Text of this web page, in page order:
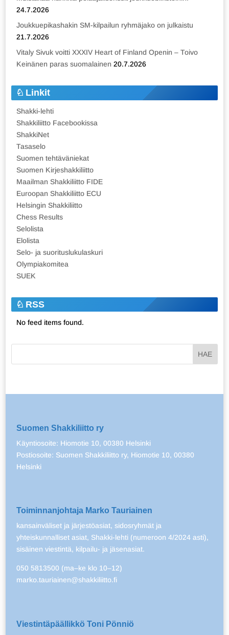
24.7.2026
Joukkuepikashakin SM-kilpailun ryhmäjako on julkaistu
21.7.2026
Vitaly Sivuk voitti XXXIV Heart of Finland Openin – Toivo
Keinänen paras suomalainen 20.7.2026
Linkit
Shakki-lehti
Shakkiliitto Facebookissa
ShakkiNet
Tasaselo
Suomen tehtäväniekat
Suomen Kirjeshakkiliitto
Maailman Shakkiliitto FIDE
Euroopan Shakkiliitto ECU
Helsingin Shakkiliitto
Chess Results
Selolista
Elolista
Selo- ja suorituslukulaskuri
Olympiakomitea
SUEK
RSS
No feed items found.
Suomen Shakkiliitto ry
Käyntiosoite: Hiomotie 10, 00380 Helsinki
Postiosoite: Suomen Shakkiliitto ry, Hiomotie 10, 00380
Helsinki
Toiminnanjohtaja Marko Tauriainen
kansainväliset ja järjestöasiat, sidosryhmät ja
yhteiskunnalliset asiat, Shakki-lehti (numeroon 4/2024 asti),
sisäinen viestintä, kilpailu- ja jäsenasiat.
050 5813500 (ma–ke klo 10–12)
marko.tauriainen@shakkiliitto.fi
Viestintäpäällikkö Toni Pönniö